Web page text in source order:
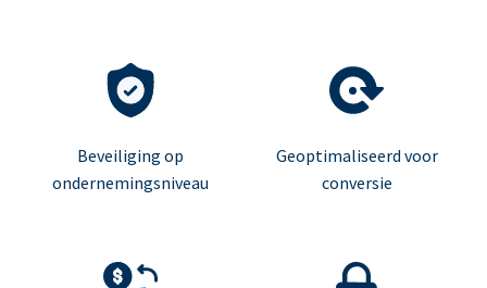
Beveiliging op
ondernemingsniveau
Geoptimaliseerd voor
conversie